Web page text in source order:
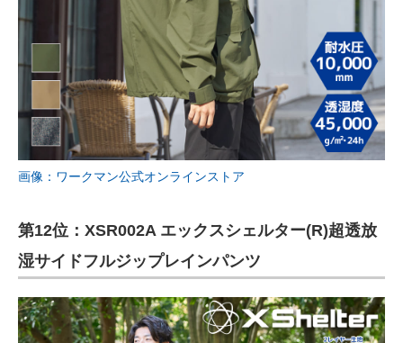
画像：ワークマン公式オンラインストア
第12位：XSR002A エックスシェルター(R)超透放
湿サイドフルジップレインパンツ